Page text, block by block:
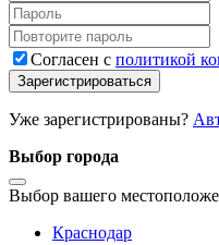
Cогласен с политикой
Зарегистрироваться
Уже зарегистрированы?
Выбор города
Выбор вашего
Краснодар